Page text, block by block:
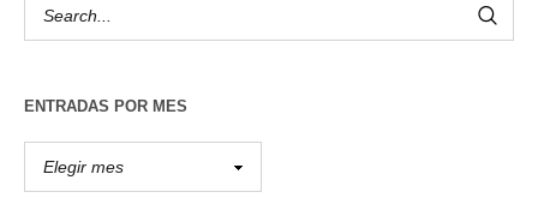
ENTRADAS POR MES